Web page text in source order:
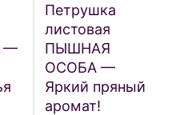
—
Петрушка
листовая
ПЫШНАЯ
ОСОБА —
Яркий пряный
аромат!